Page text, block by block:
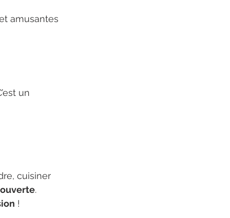
amusantes
un
cuisiner
.
!